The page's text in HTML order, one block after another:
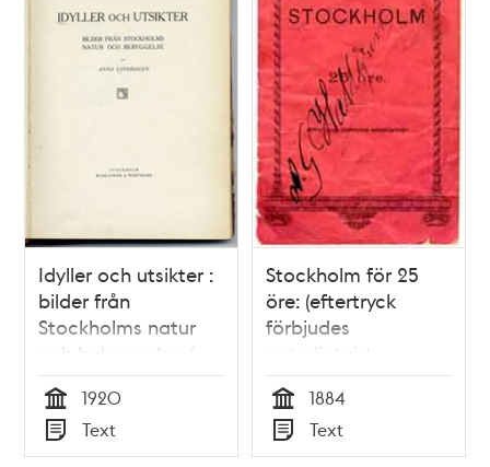
Idyller och utsikter :
bilder från
Stockholms natur
och bebyggelse /
Anna Lindhagen
Tid
1920
Typ
Text
Stockholm för 25
öre: (eftertryck
förbjudes
naturligtvis)
Tid
1884
Typ
Text